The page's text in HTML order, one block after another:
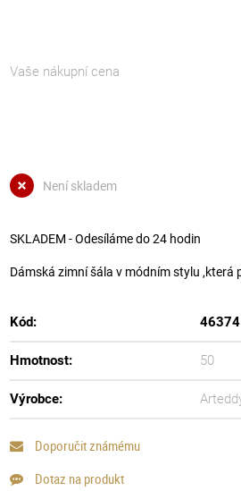
Vaše nákupní cena
Není skladem
SKLADEM - Odesíláme do 24 hodin
Dámská zimní šála v módním stylu
Kód: 46374
Hmotnost: 50
Výrobce:
Doporučit známému
Dotaz na produkt